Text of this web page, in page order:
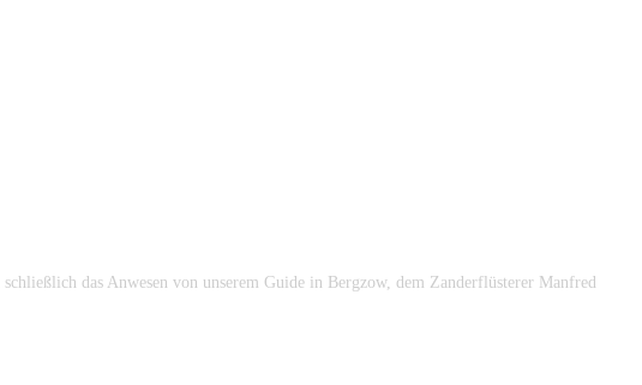
das Anwesen von unserem Guide in Bergzow, dem Zanderflüsterer Manfred